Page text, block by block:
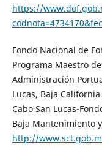
https://
Fondo Nacional de
Programa Maestro
Administración
Lucas, Baja
Cabo San Lucas-
Baja Mantenimiento
http://